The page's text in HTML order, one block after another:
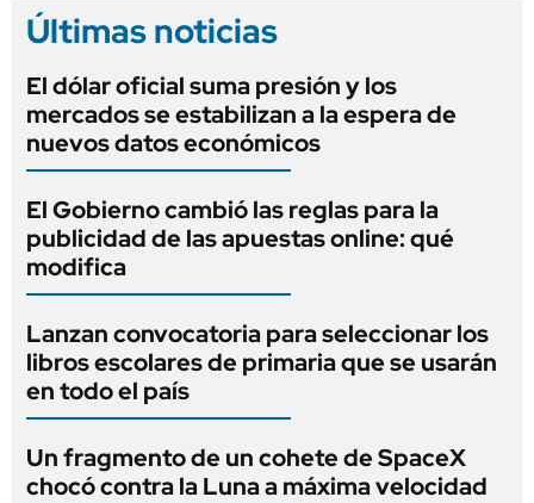
Últimas noticias
El dólar oficial suma presión y los
mercados se estabilizan a la espera de
nuevos datos económicos
El Gobierno cambió las reglas para la
publicidad de las apuestas online: qué
modifica
Lanzan convocatoria para seleccionar los
libros escolares de primaria que se usarán
en todo el país
Un fragmento de un cohete de SpaceX
chocó contra la Luna a máxima velocidad